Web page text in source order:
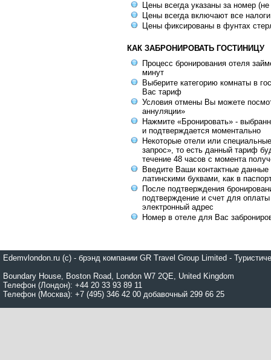
Цены всегда указаны за номер
Цены всегда включают все
Цены фиксированы в фунтах
КАК ЗАБРОНИРОВАТЬ ГОСТИНИЦУ
Процесс бронирования отеля
минут
Выберите категорию комнаты в
Вас тариф
Условия отмены Вы можете
аннуляции»
Нажмите «Бронировать» -
и подтверждается моментально
Некоторые отели или
запрос», то есть данный тариф
течение 48 часов с момента
Введите Ваши контактные данные
латинскими буквами, как в
После подтверждения
подтверждение и счет для
электронный адрес
Номер в отеле для Вас
Edemvlondon.ru (c) - брэнд компании GR Travel Group Limited -
Boundary House, Boston Road, London W7 2QE, United Kingdom
Телефон (Лондон): +44 20 33 93 89 11
Телефон (Москва): +7 (495) 346 42 00 добавочный 299 66 25